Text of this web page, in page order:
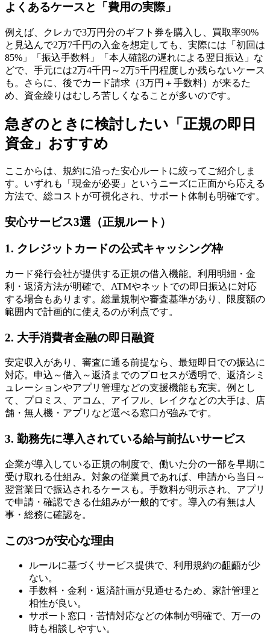
よくあるケースと「費用の実際」
例えば、クレカで3万円分のギフト券を購入し、買取率90%
と見込んで2万7千円の入金を想定しても、実際には「初回は
85%」「振込手数料」「本人確認の遅れによる翌日振込」な
どで、手元には2万4千円～2万5千円程度しか残らないケース
も。さらに、後でカード請求（3万円＋手数料）が来るた
め、資金繰りはむしろ苦しくなることが多いのです。
急ぎのときに検討したい「正規の即日
資金」おすすめ
ここからは、規約に沿った安心ルートに絞ってご紹介しま
す。いずれも「現金が必要」というニーズに正面から応える
方法で、総コストが可視化され、サポート体制も明確です。
安心サービス3選（正規ルート）
1. クレジットカードの公式キャッシング枠
カード発行会社が提供する正規の借入機能。利用明細・金
利・返済方法が明確で、ATMやネットでの即日振込に対応
する場合もあります。総量規制や審査基準があり、限度額の
範囲内で計画的に使えるのが利点です。
2. 大手消費者金融の即日融資
安定収入があり、審査に通る前提なら、最短即日での振込に
対応。申込～借入～返済までのプロセスが透明で、返済シミ
ュレーションやアプリ管理などの支援機能も充実。例とし
て、プロミス、アコム、アイフル、レイクなどの大手は、店
舗・無人機・アプリなど選べる窓口が強みです。
3. 勤務先に導入されている給与前払いサービス
企業が導入している正規の制度で、働いた分の一部を早期に
受け取れる仕組み。対象の従業員であれば、申請から当日～
翌営業日で振込されるケースも。手数料が明示され、アプリ
で申請・確認できる仕組みが一般的です。導入の有無は人
事・総務に確認を。
この3つが安心な理由
ルールに基づくサービス提供で、利用規約の齟齬が少
ない。
手数料・金利・返済計画が見通せるため、家計管理と
相性が良い。
サポート窓口・苦情対応などの体制が明確で、万一の
時も相談しやすい。